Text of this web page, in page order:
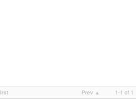
Prev ▲ 1-1 of 1